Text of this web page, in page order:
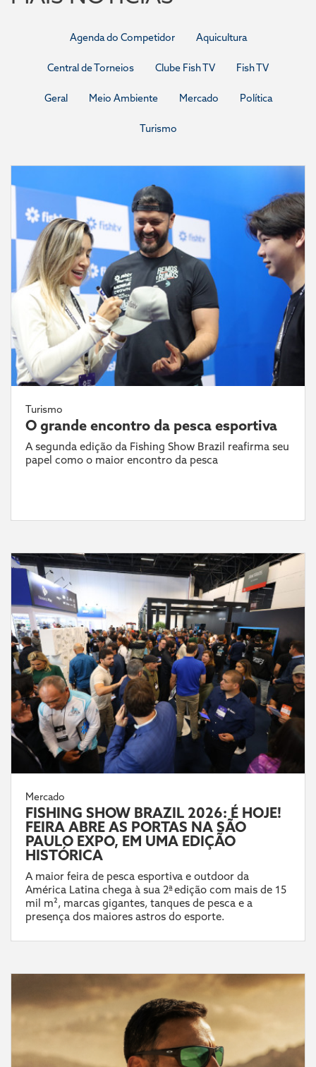
Agenda do Competidor Aquicultura
Central de Torneios Clube Fish TV Fish TV
Geral Meio Ambiente Mercado Política
Turismo
Turismo
O grande encontro da pesca esportiva
A segunda edição da Fishing Show Brazil reafirma seu
papel como o maior encontro da pesca
Mercado
FISHING SHOW BRAZIL 2026: É HOJE!
FEIRA ABRE AS PORTAS NA SÃO
PAULO EXPO, EM UMA EDIÇÃO
HISTÓRICA
A maior feira de pesca esportiva e outdoor da
América Latina chega à sua 2ª edição com mais de 15
mil m², marcas gigantes, tanques de pesca e a
presença dos maiores astros do esporte.